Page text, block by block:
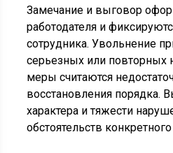
Замечание и выговор
работодателя и
сотрудника. Увольнение
серьезных или повторных
меры считаются
восстановления порядка.
характера и тяжести
обстоятельств конкретного